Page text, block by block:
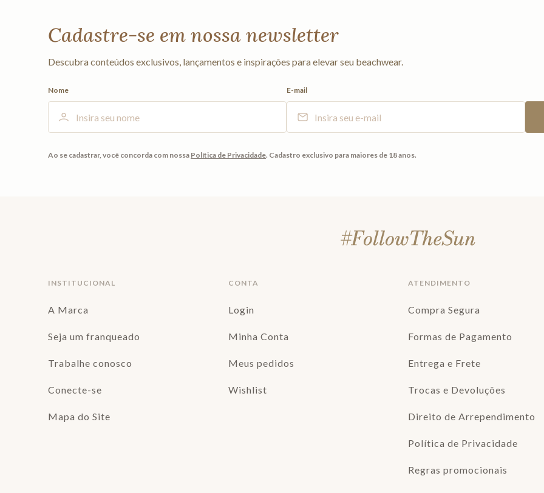
Cadastre-se em nossa newsletter
Descubra conteúdos exclusivos, lançamentos e inspirações para elevar seu beachwear.
Nome E-mail
Ao se cadastrar, você concorda com nossa Política de Privacidade. Cadastro exclusivo para maiores de 18 anos.
INSTITUCIONAL
A Marca
Seja um franqueado
Trabalhe conosco
Conecte-se
Mapa do Site
CONTA
Login
Minha Conta
Meus pedidos
Wishlist
ATENDIMENTO
Compra Segura
Formas de Pagamento
Entrega e Frete
Trocas e Devoluções
Direito de Arrependimento
Política de Privacidade
Regras promocionais